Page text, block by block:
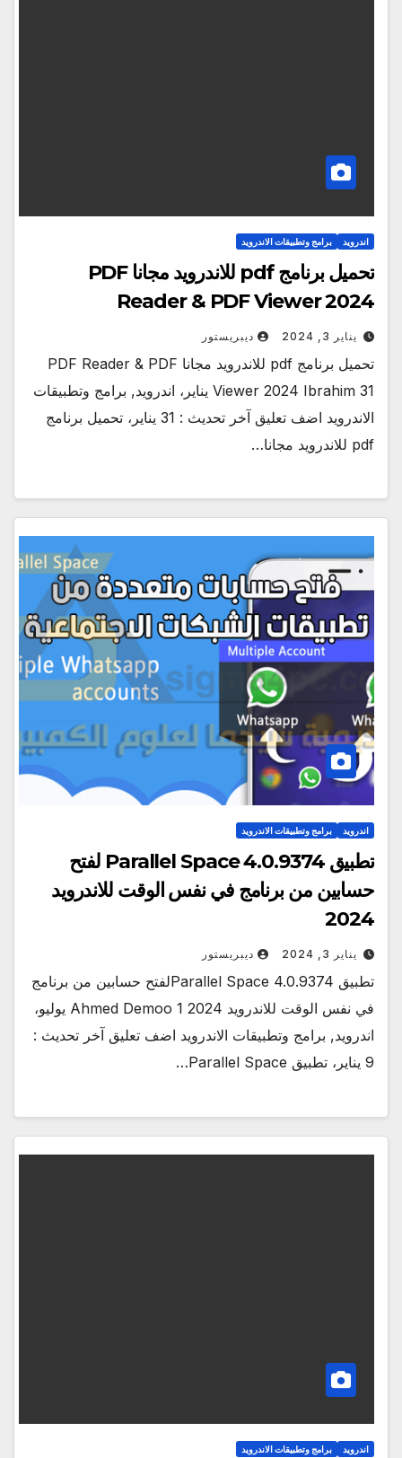
اندرويد برامج وتطبيقات الاندرويد
تحميل برنامج pdf للاندرويد مجانا PDF
Reader & PDF Viewer 2024
يناير 3, 2024 ديبريستور
تحميل برنامج pdf للاندرويد مجانا PDF Reader & PDF
Viewer 2024 Ibrahim 31 يناير، اندرويد, برامج وتطبيقات
الاندرويد اضف تعليق آخر تحديث : 31 يناير، تحميل برنامج
pdf للاندرويد مجانا…
اندرويد برامج وتطبيقات الاندرويد
تطبيق Parallel Space 4.0.9374 لفتح
حسابين من برنامج في نفس الوقت للاندرويد
2024
يناير 3, 2024 ديبريستور
تطبيق Parallel Space 4.0.9374لفتح حسابين من برنامج
في نفس الوقت للاندرويد 2024 Ahmed Demoo 1 يوليو،
اندرويد, برامج وتطبيقات الاندرويد اضف تعليق آخر تحديث :
9 يناير، تطبيق Parallel Space…
اندرويد برامج وتطبيقات الاندرويد